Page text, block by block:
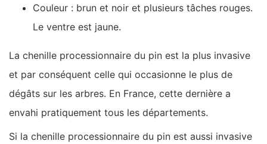
Couleur : brun et noir et plusieurs tâches rouges.
Le ventre est jaune.
La chenille processionnaire du pin est la plus invasive
et par conséquent celle qui occasionne le plus de
dégâts sur les arbres. En France, cette dernière a
envahi pratiquement tous les départements.
Si la chenille processionnaire du pin est aussi invasive